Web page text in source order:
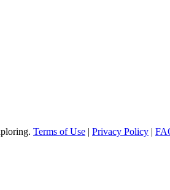
Terms of Use | Privacy Policy |